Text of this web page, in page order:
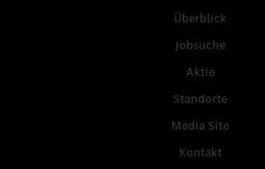
Überblick
Jobsuche
Aktie
Standorte
Media Site
Kontakt